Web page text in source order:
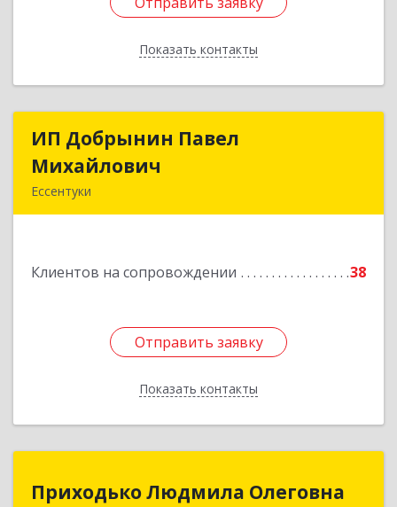
Показать контакты
Назад
ИП Добрынин Павел
Михайлович
Ессентуки
Клиентов на сопровождении 38
Отправить заявку
Показать контакты
ИП Добрынин Павел
Отправить заявку
Назад
Приходько Людмила Олеговна